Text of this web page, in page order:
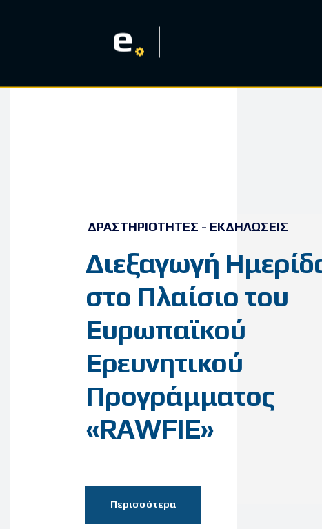
e
ΔΡΑΣΤΗΡΙΌΤΗΤΕΣ - ΕΚΔΗΛΏΣΕΙΣ
Διεξαγωγή
στο Πλαίσιο του
Ευρωπαϊκού
Ερευνητικού
Προγράμματος
«RAWFIE»
Περισσότερα